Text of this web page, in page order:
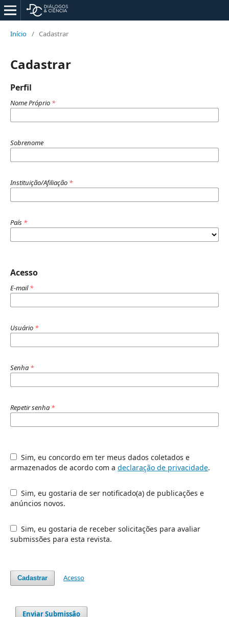
Início / Cadastrar
Cadastrar
Perfil
Nome Próprio *
Sobrenome
Instituição/Afiliação *
País *
Acesso
E-mail*
Usuário *
Senha *
Repetir senha *
armazenados de acordo com a declaração de privacidade.
anúncios novos.
submissões para esta revista.
Cadastrar Acesso
Enviar Submissão